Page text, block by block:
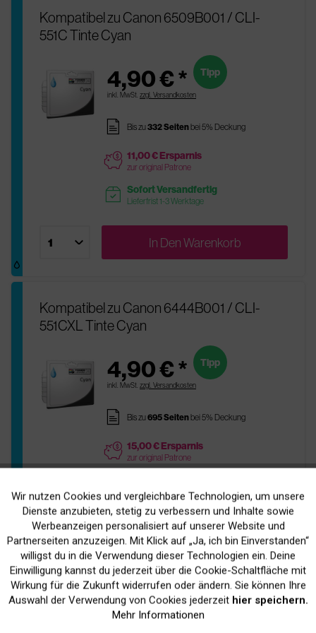
Kompatibel zu Canon 6509B001 / CLI-
551C Tinte Cyan
4,90 € *
inkl. MwSt. zzgl. Versandkosten
Tipp
pages Bis zu332 Seitenbei 5% Deckung
price 11,00 € Ersparnis
zur original Patrone
readytoship Sofort Versandfertig
Lieferfrist 1-3 Werktage
In DenWarenkorb
Kompatibel zu Canon 6444B001 / CLI-
551CXL Tinte Cyan
4,90 € *
inkl. MwSt. zzgl. Versandkosten
Tipp
pages Bis zu695 Seitenbei 5% Deckung
price 15,00 € Ersparnis
zur original Patrone
Lieferfrist 1-3 Werktage
In DenWarenkorb
Original Canon 6509B001 / CLI-551C
Funktionale Aktiv
Marketing Inaktiv
Tracking Inaktiv
Wir nutzen Cookies und vergleichbare Technologien, um unsere
Dienste anzubieten, stetig zu verbessern und Inhalte sowie
Werbeanzeigen personalisiert auf unserer Website und
Partnerseiten anzuzeigen. Mit Klick auf „Ja, ich bin Einverstanden“
willigst du in die Verwendung dieser Technologien ein. Deine
Einwilligung kannst du jederzeit über die Cookie-Schaltfläche mit
Wirkung für die Zukunft widerrufen oder ändern. Sie können Ihre
Auswahl der Verwendung von Cookies jederzeit hier speichern.
Mehr Informationen